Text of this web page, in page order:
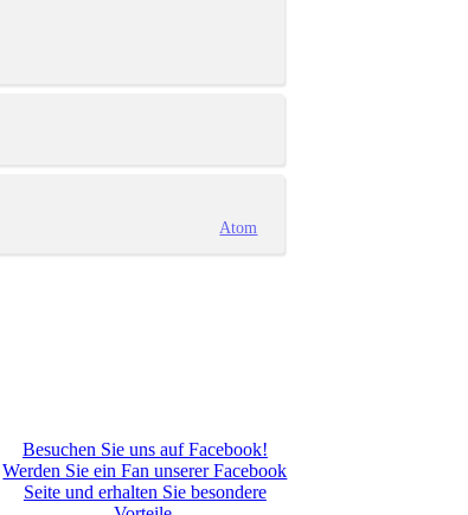
Atom
Besuchen Sie uns auf Facebook!
Werden Sie ein Fan unserer Facebook
Seite und erhalten Sie besondere